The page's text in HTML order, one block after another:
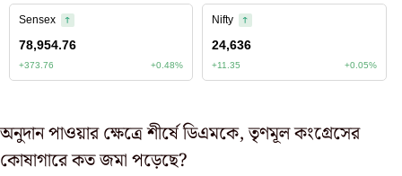
অনুদান পাওয়ার ক্ষেত্রে শীর্ষে ডিএমকে, তৃণমূল কংগ্রেসের
কোষাগারে কত জমা পড়েছে?